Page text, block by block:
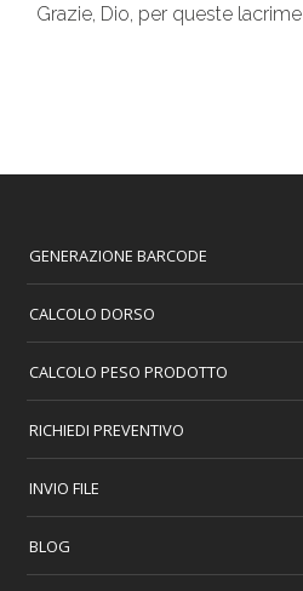
Grazie, Dio, per queste lacrime
GENERAZIONE BARCODE
CALCOLO DORSO
CALCOLO PESO PRODOTTO
RICHIEDI PREVENTIVO
INVIO FILE
BLOG